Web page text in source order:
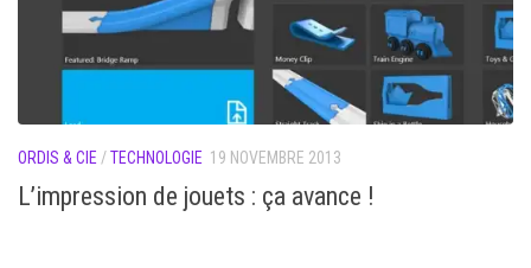
ORDIS & CIE /TECHNOLOGIE 19 NOVEMBRE 2013
L’impression de jouets : ça avance !